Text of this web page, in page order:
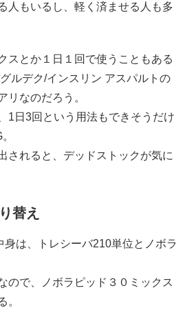
人もいるし、軽く済ませる人も多
スとか１日１回で使うこともある
ルデク/インスリン アスパルトの
リなのだろう。
1日3回という用法もできそうだけ
されると、デッドストックが気に
替え
身は、トレシーバ210単位とノボラ
ので、ノボラピッド３０ミックス
。